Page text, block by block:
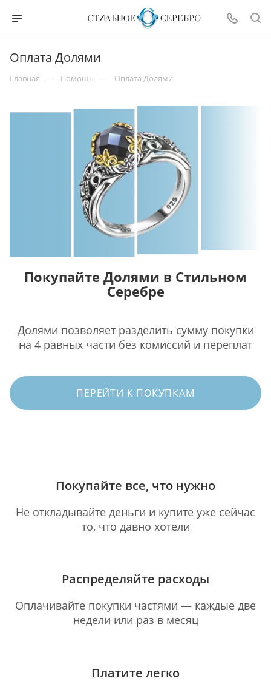
Оплата Долями
Главная — Помощь — Оплата Долями
Покупайте Долями в Стильном
Серебре
Долями позволяет разделить сумму покупки
на 4 равных части без комиссий и переплат
ПЕРЕЙТИ К ПОКУПКАМ
Покупайте все, что нужно
Не откладывайте деньги и купите уже сейчас
то, что давно хотели
Распределяйте расходы
Оплачивайте покупки частями — каждые две
недели или раз в месяц
Платите легко